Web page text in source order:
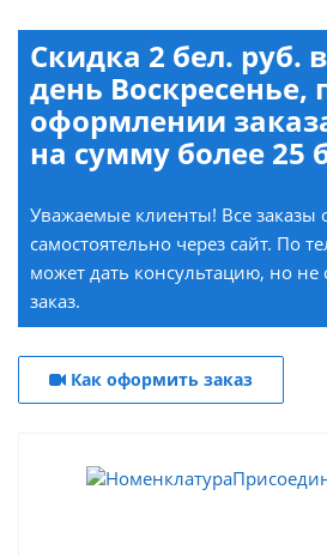
Скидка 2 бел. руб.
день Воскресенье,
оформлении
на сумму более 25
Уважаемые клиенты! Все
самостоятельно через сайт. По
может дать консультацию, но не
заказ.
Как оформить заказ